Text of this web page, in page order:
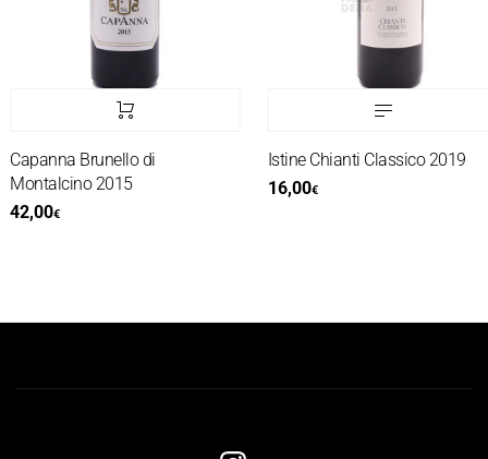
Brunello di
2015
€
Istine Chianti Classico 2019
16,00€